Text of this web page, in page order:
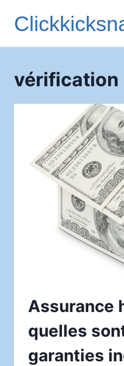
vérification
Assurance
quelles
garanties